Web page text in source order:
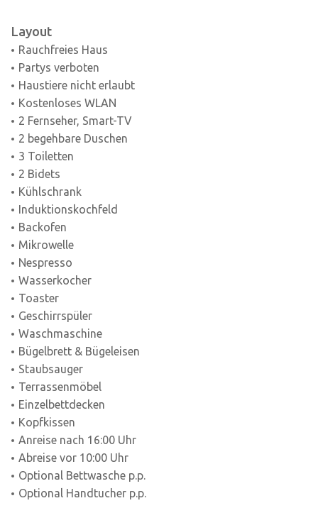
Layout
Rauchfreies Haus
Partys verboten
Haustiere nicht erlaubt
Kostenloses WLAN
2 Fernseher, Smart-TV
2 begehbare Duschen
3 Toiletten
2 Bidets
Kühlschrank
Induktionskochfeld
Backofen
Mikrowelle
Nespresso
Wasserkocher
Toaster
Geschirrspüler
Waschmaschine
Bügelbrett & Bügeleisen
Staubsauger
Terrassenmöbel
Einzelbettdecken
Kopfkissen
Anreise nach 16:00 Uhr
Abreise vor 10:00 Uhr
Optional Bettwasche p.p.
Optional Handtucher p.p.